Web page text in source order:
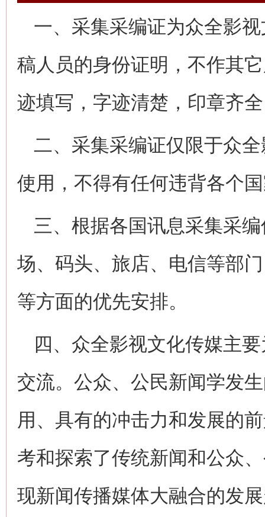
一、采集采编证为众全影
稿人员的身份证明，不作其
迹填写，字迹清楚，印章齐
二、采集采编证仅限于众
使用，不得有任何违背各个
三、根据各国讯息采集采
场、码头、旅店、电信等部
等方面的优先安排。
四、众全影视文化传媒主
交流。公众、公民新闻学发
用、具有的冲击力和发展的
考和探索了传统新闻和公众
现新闻传播媒体大融合的发